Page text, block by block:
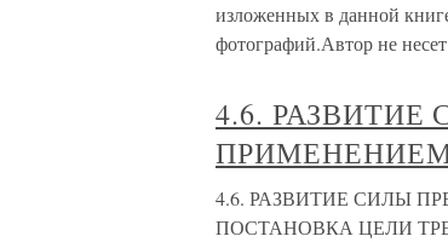
изложенных в данной
фотографий.Автор не
4.6.
4.6. РАЗВИТИЕ СИЛЫ
ПОСТАНОВКА ЦЕЛИ